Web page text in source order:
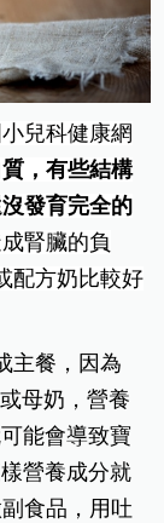
兒科健康網
，有些結構
發育完全的
成腎臟的負
配方奶比較好
主餐，因為
母奶，營養
能會導致寶
營養成分就
食品，用吐